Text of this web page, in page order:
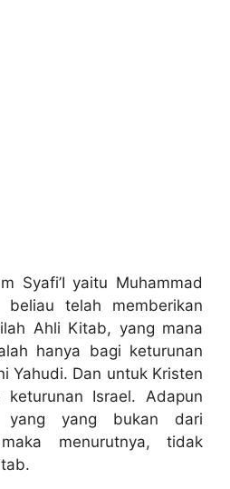
Syafi’I yaitu Muhammad
beliau telah memberikan
Ahli Kitab, yang mana
hanya bagi keturunan
Yahudi. Dan untuk Kristen
Israel. Adapun
yang yang bukan dari
menurutnya, tidak